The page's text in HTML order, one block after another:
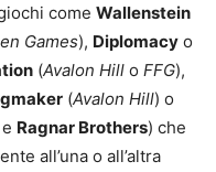
come Wallenstein
Games), Diplomacy o
(Avalon Hill o FFG),
(Avalon Hill) o
e Ragnar Brothers) che
all’una o all’altra